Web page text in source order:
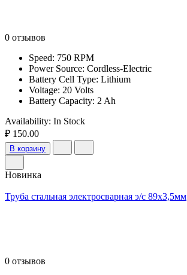
0 отзывов
Speed: 750 RPM
Power Source: Cordless-Electric
Battery Cell Type: Lithium
Voltage: 20 Volts
Battery Capacity: 2 Ah
Availability: In Stock
₽ 150.00
В корзину
Новинка
Труба стальная электросварная э/с 89х3,5мм
0 отзывов